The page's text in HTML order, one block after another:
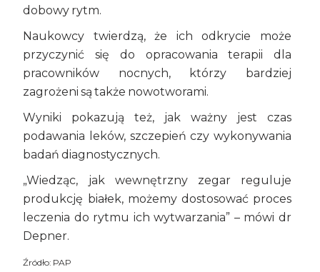
dobowy rytm.
Naukowcy twierdzą, że ich odkrycie może
przyczynić się do opracowania terapii dla
pracowników nocnych, którzy bardziej
zagrożeni są także nowotworami.
Wyniki pokazują też, jak ważny jest czas
podawania leków, szczepień czy wykonywania
badań diagnostycznych.
„Wiedząc, jak wewnętrzny zegar reguluje
produkcję białek, możemy dostosować proces
leczenia do rytmu ich wytwarzania” – mówi dr
Depner.
Źródło: PAP